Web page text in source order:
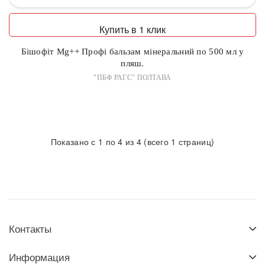
Купить в 1 клик
Бішофіт Mg++ Профі бальзам мінеральний по 500 мл у
пляш.
"ПБФ РАГС" ПОЛТАВА
Показано с 1 по 4 из 4 (всего 1 страниц)
Контакты
Информация